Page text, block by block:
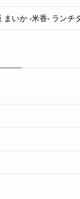
まいか -米香- ランチ